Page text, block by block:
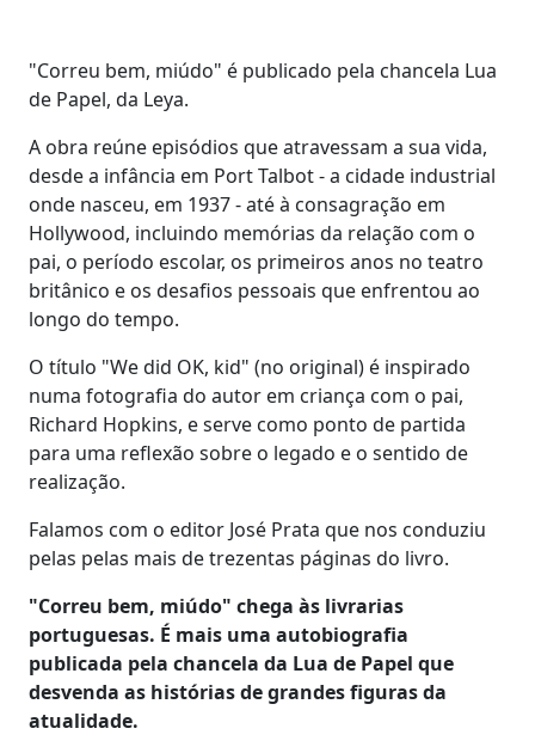
"Correu bem, miúdo" é publicado pela chancela Lua
de Papel, da Leya.
A obra reúne episódios que atravessam a sua vida,
desde a infância em Port Talbot - a cidade industrial
onde nasceu, em 1937 - até à consagração em
Hollywood, incluindo memórias da relação com o
pai, o período escolar, os primeiros anos no teatro
britânico e os desafios pessoais que enfrentou ao
longo do tempo.
O título "We did OK, kid" (no original) é inspirado
numa fotografia do autor em criança com o pai,
Richard Hopkins, e serve como ponto de partida
para uma reflexão sobre o legado e o sentido de
realização.
Falamos com o editor José Prata que nos conduziu
pelas pelas mais de trezentas páginas do livro.
"Correu bem, miúdo" chega às livrarias
portuguesas. É mais uma autobiografia
publicada pela chancela da Lua de Papel que
desvenda as histórias de grandes figuras da
atualidade.